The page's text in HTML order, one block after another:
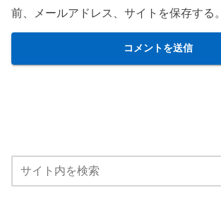
前、メールアドレス、サイトを保存する。